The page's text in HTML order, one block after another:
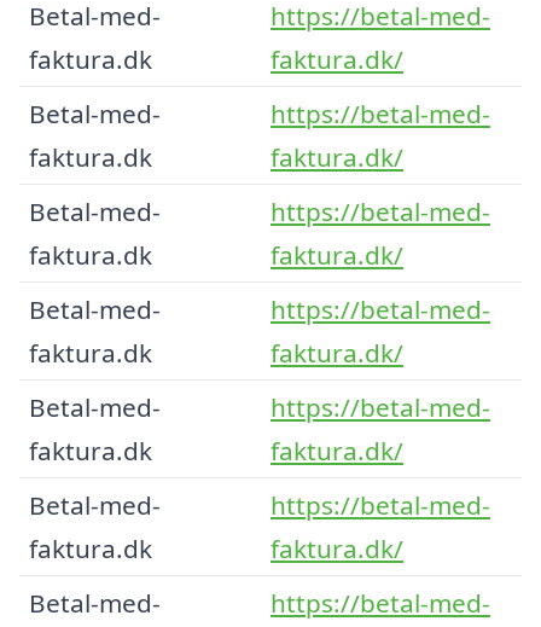
Betal-med-
faktura.dk
https://betal-med-
faktura.dk/
Betal-med-
faktura.dk
https://betal-med-
faktura.dk/
Betal-med-
faktura.dk
https://betal-med-
faktura.dk/
Betal-med-
faktura.dk
https://betal-med-
faktura.dk/
Betal-med-
faktura.dk
https://betal-med-
faktura.dk/
Betal-med-
faktura.dk
https://betal-med-
faktura.dk/
Betal-med-
https://betal-med-